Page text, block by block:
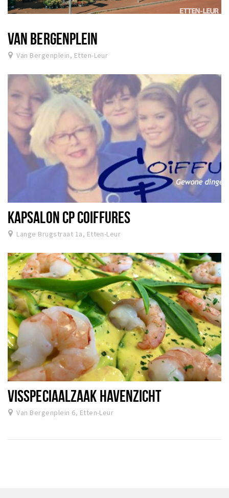
VAN BERGENPLEIN
Van Bergenplein, Etten-Leur
KAPSALON CP COIFFURES
Lange Brugstraat 1a, Etten-Leur
VISSPECIAALZAAK HAVENZICHT
Van Bergenplein 6, Etten-Leur